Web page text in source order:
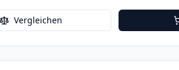
Vergleichen